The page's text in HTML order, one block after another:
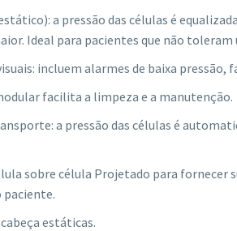
a pressão das células é
Ideal para pacientes que não
incluem alarmes de baixa pressão,
facilita a limpeza e a manutenção.
a pressão das células é
sobre célula Projetado para fornecer
paciente.
estáticas.